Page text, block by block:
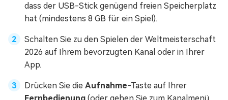
dass der USB-Stick genügend freien Speicherplatz
hat (mindestens 8 GB für ein Spiel).
Schalten Sie zu den Spielen der Weltmeisterschaft
2026 auf Ihrem bevorzugten Kanal oder in Ihrer
App.
Drücken Sie die Aufnahme-Taste auf Ihrer